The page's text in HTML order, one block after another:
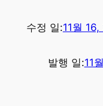
수정 일:11월
발행 일:11